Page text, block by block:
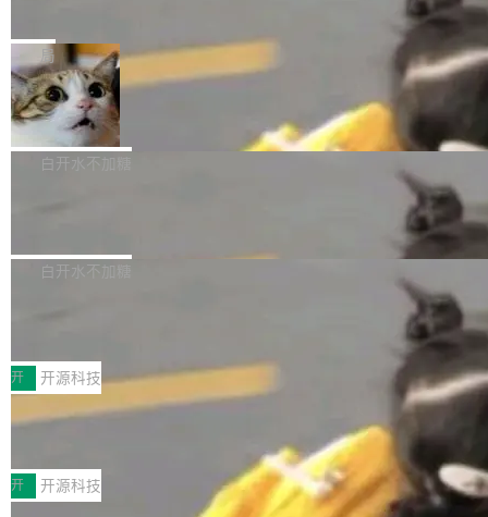
是把这段空隙补上。 回退到任何一次编辑：Delt
aDB 捕获 commit 之间的每一次操作，...
微软同期总资本开支的四成。 与亚马逊、Alpha
bet、微软以及 Meta 等传统科技巨头相比，Spa
ceXAI的资金消耗速度尤为引人瞩目。然而，支
撑庞大支出的资金来源却呈现出截然不同的面
貌。数据显示，微软和 Meta 主要依托充沛的经
一个在终端里运行的编程 agent；Muse Spark
1.2，驱动这个 agent 的新模型。一句话概括：
你可以用 curl -fsSL https://dev.meta.ai/install.
sh | bash 安装一个能在大项目里自动规划、写
代码、验证结果的 AI 终端工具。 据介绍，Muse
个主 agent 循环，外加一组后台 agent。这些后
局
美团开源 LoHoSearch，用知识图谱校
准 AI 能力认知
机器出题的前提，是让机器拥有全局视野。整个
构建流程可以分为四个环节：建图 → 控制难度
白开水不加糖
库，并将作为transport接入Mooncake TENT。
MPComm将作为一种传输引擎接入Mooncake T
ENT，实现零拷贝传输性能提升30%、非零拷贝
传输性能最高提升5倍。UCL-MPComm底层基
于自研UCL-Engine通信引擎，后续腾讯网平将
持续开源更多基于UCL-Engine的高性能通信组
件。 腾讯网平团队在UCL-MPComm中实现了一
白开水不加糖
型案例入选名单》，深信服“面向企业研发场景的
开源 AI 编程平台 CoStrict 应用”凭借卓越的技术
创新与落地成效成功入选。 全链路私有化部署，
助力企业AI研发安全落地 当前，越来越多企业已
经开始引入 AI Coding 工具，通过调用公有云模
型或企业内部部署模型提升研发效率。但随着 AI
开 开源科技
深信服AI算力网关入选工信部人工智能
前不久，工业和信息化部正式发布《2025年人工
智能应用典型案例名单》，集中展示人工智能在
各领域的应用成果，覆盖技术底座、行业赋能、
开 开源科技